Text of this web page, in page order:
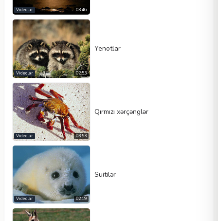
03:46
Videolar
02:53
Videolar
Yenotlar
03:53
Videolar
Qırmızı xərçənglər
02:19
Videolar
Suitilər